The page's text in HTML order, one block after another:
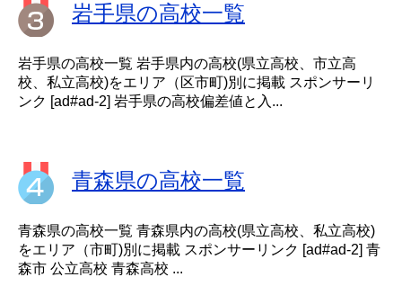
岩手県の高校一覧
岩手県の高校一覧 岩手県内の高校(県立高校、市立高
校、私立高校)をエリア（区市町)別に掲載 スポンサーリ
ンク [ad#ad-2] 岩手県の高校偏差値と入...
青森県の高校一覧
青森県の高校一覧 青森県内の高校(県立高校、私立高校)
をエリア（市町)別に掲載 スポンサーリンク [ad#ad-2] 青
森市 公立高校 青森高校 ...